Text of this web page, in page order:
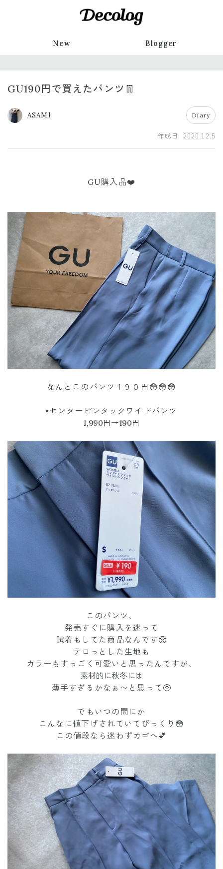
New Blogger
GU190円で買えたパンツ👖
ASAMI Diary
作成日: 2020.12.5
GU購入品❤️
なんとこのパンツ１９０円😳😳😳
▪︎センターピンタックワイドパンツ
1,990円→190円
このパンツ、
発売すぐに購入を迷って
試着もしてた商品なんです🥺
テロっとした生地も
カラーもすっごく可愛いと思ったんですが、
素材的に秋冬には
薄手すぎるかなぁ〜と思って🥺
でもいつの間にか
こんなに値下げされていてびっくり😳
この値段なら迷わずカゴへ💕